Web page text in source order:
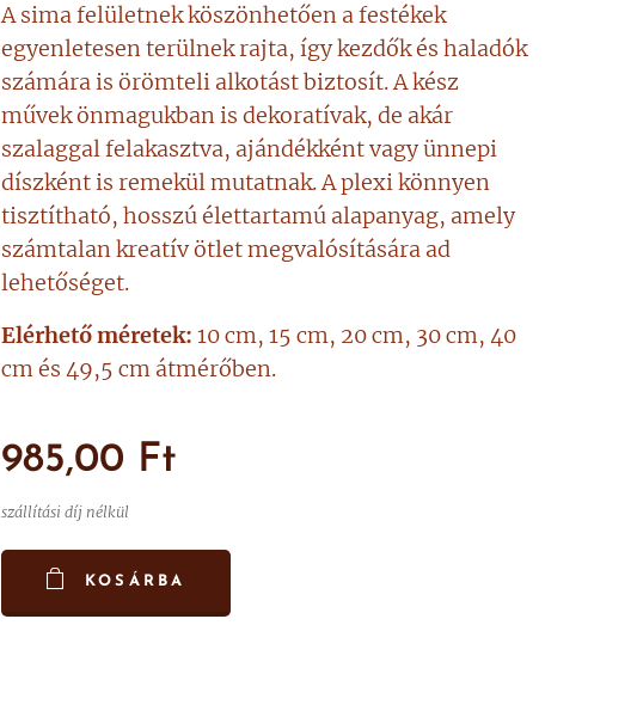
A sima felületnek köszönhetően a festékek
egyenletesen terülnek rajta, így kezdők és haladók
számára is örömteli alkotást biztosít. A kész
művek önmagukban is dekoratívak, de akár
szalaggal felakasztva, ajándékként vagy ünnepi
díszként is remekül mutatnak. A plexi könnyen
tisztítható, hosszú élettartamú alapanyag, amely
számtalan kreatív ötlet megvalósítására ad
lehetőséget.
Elérhető méretek: 10 cm, 15 cm, 20 cm, 30 cm, 40
cm és 49,5 cm átmérőben.
985,00 Ft
szállítási díj nélkül
KOSÁRBA